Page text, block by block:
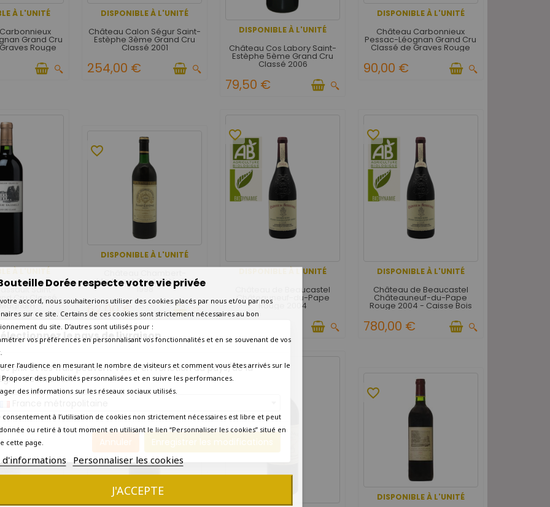
le pays de livraison
prix et les frais peuvent varier en fonction du pays/de la
de livraison.
Annuler Enregistrer les modifications
À L'UNITÉ
Grand Cru
Rouge
DISPONIBLE À L'UNITÉ
Château Calon Ségur Saint-
Estèphe 3ème Grand Cru
Classé 2001
254,00 €
DISPONIBLE À L'UNITÉ
Château Cos Labory Saint-
Estèphe 5ème Grand Cru
Classé 2006
79,50 €
DISPONIBLE À L'UNITÉ
Château Carbonnieux
Pessac-Léognan Grand Cru
Classé de Graves Rouge
90,00 €
À L'UNITÉ
Saint-
Cru Classé
Magnum
DISPONIBLE À L'UNITÉ
favorite_border
Marbuzet Saint-Estèphe
1998
62,00 €
DISPONIBLE À L'UNITÉ
favorite_border
Château de Beaucastel
Châteauneuf-du-Pape
Rouge 2004
DISPONIBLE À L'UNITÉ
favorite_border
Château de Beaucastel
Châteauneuf-du-Pape
Rouge 2004 - Caisse Bois
d'origine de 6 bouteilles
780,00 €
À L'UNITÉ
favorite_border favorite_border
DISPONIBLE À L'UNITÉ
favorite_border
Dorée respecte votre vie privée
accord, nous souhaiterions utiliser des cookies placés par nous et/ou par nos
sur ce site. Certains de ces cookies sont strictement nécessaires au bon
du site. D’autres sont utilisés pour :
vos préférences en personnalisant vos fonctionnalités et en se souvenant de vos
l’audience en mesurant le nombre de visiteurs et comment vous êtes arrivés sur le
Proposer des publicités personnalisées et en suivre les performances.
des informations sur les réseaux sociaux utilisés.
consentement à l’utilisation de cookies non strictement nécessaires est libre et peut
ou retiré à tout moment en utilisant le lien “Personnaliser les cookies” situé en
cette page.
d'informations Personnaliser les cookies
J'ACCEPTE